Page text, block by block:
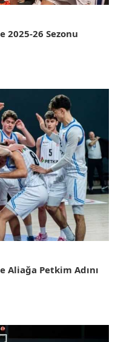
2025-26 Sezonu
Aliağa Petkim Adını